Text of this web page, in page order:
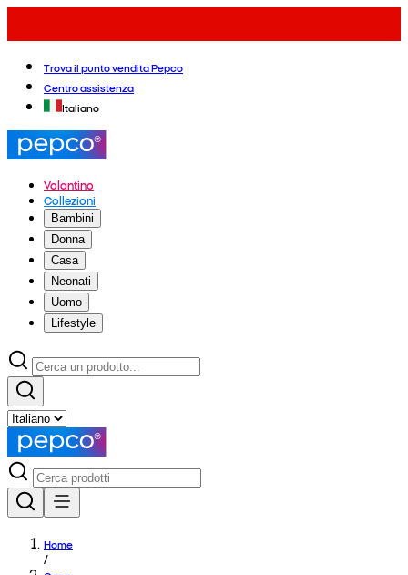
Trova il punto vendita Pepco
Centro assistenza
Italiano
Volantino
Collezioni
Bambini
Donna
Casa
Neonati
Uomo
Lifestyle
Home
/